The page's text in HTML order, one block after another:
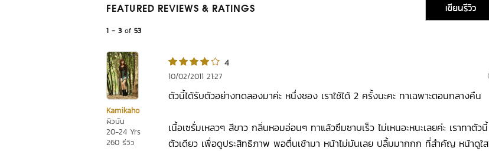
FEATURED REVIEWS & RATINGS เขียนรีวิว
1 - 3 of 53
Kamikaho
ผิวมัน
20-24 Yrs
260 รีวิว
4
10/02/2011 21:27
ตัวนี้ได้รับตัวอย่างทดลองมาค่ะ หนึ่งซอง เราใช้ได้ 2 ครั้งนะคะ ทาเฉพาะตอนกลางคืน
เนื้อเซรั่มเหลวๆ สีขาว กลิ่นหอมอ่อนๆ ทาแล้วซึมซาบเร็ว ไม่เหนอะหนะเลยค่ะ เราทาตัวนี้
ตัวเดียว เพื่อดูประสิทธิภาพ พอตื่นเช้ามา หน้าไม่มันเลย ปลื้มมากกก ที่สำคัญ หน้าดูใส